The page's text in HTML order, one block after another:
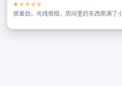
★☆☆☆☆
很差劲，光线很暗，房间里的东西爬满了